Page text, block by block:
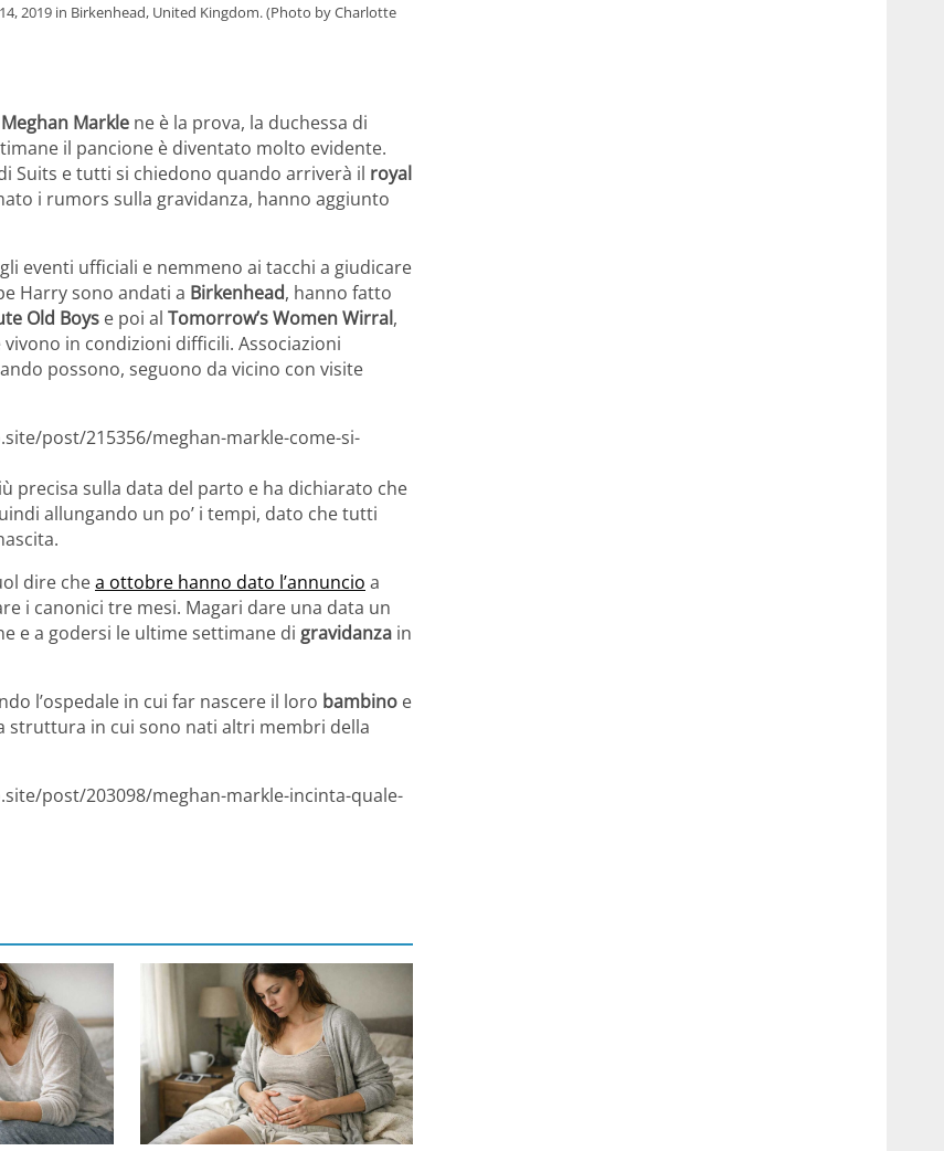
2019 in Birkenhead, United Kingdom. (Photo by Charlotte
Meghan Markle ne è la prova, la duchessa di
il pancione è diventato molto evidente.
Suits e tutti si chiedono quando arriverà il royal
i rumors sulla gravidanza, hanno aggiunto
eventi ufficiali e nemmeno ai tacchi a giudicare
Harry sono andati a Birkenhead, hanno fatto
Old Boys e poi al Tomorrow’s Women Wirral,
in condizioni difficili. Associazioni
possono, seguono da vicino con visite
post/215356/meghan-markle-come-si-
precisa sulla data del parto e ha dichiarato che
allungando un po’ i tempi, dato che tutti
dire chea ottobre hanno dato l’annuncio a
i canonici tre mesi. Magari dare una data un
e a godersi le ultime settimane di gravidanza in
l’ospedale in cui far nascere il loro bambino e
struttura in cui sono nati altri membri della
post/203098/meghan-markle-incinta-quale-